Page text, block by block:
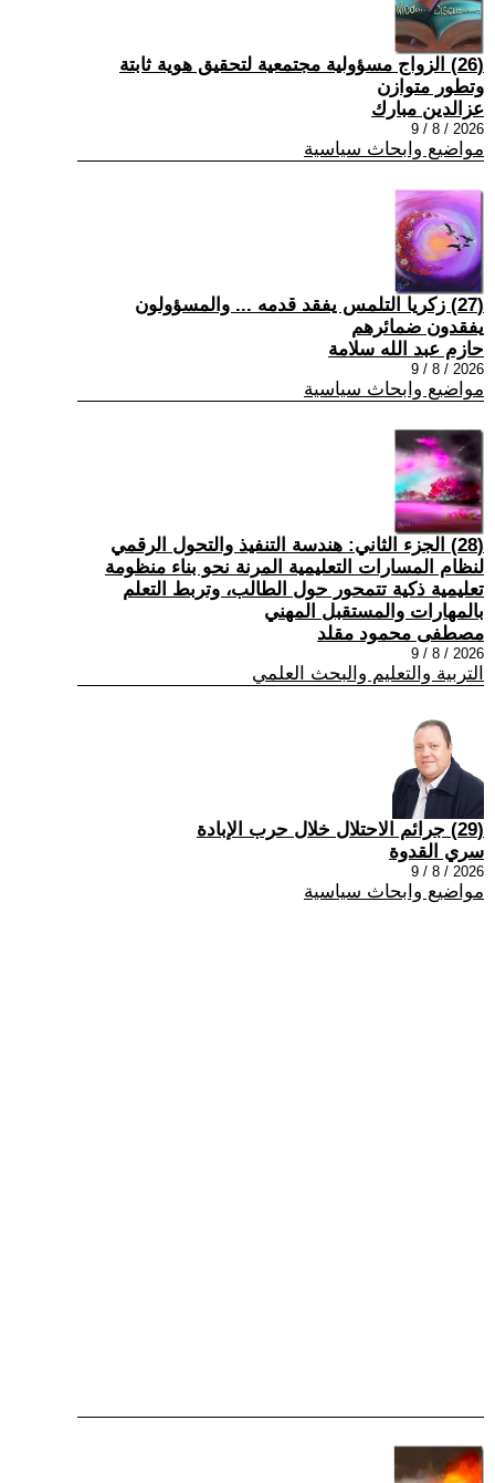
(26) الزواج مسؤولية مجتمعية لتحقيق هوية ثابتة
وتطور متوازن
عزالدين مبارك
2026 / 8 / 9
مواضيع وابحاث سياسية
(27) زكريا التلمس يفقد قدمه ... والمسؤولون
يفقدون ضمائرهم
حازم عبد الله سلامة
2026 / 8 / 9
مواضيع وابحاث سياسية
(28) الجزء الثاني: هندسة التنفيذ والتحول الرقمي
لنظام المسارات التعليمية المرنة نحو بناء منظومة
تعليمية ذكية تتمحور حول الطالب، وتربط التعلم
بالمهارات والمستقبل المهني
مصطفى محمود مقلد
2026 / 8 / 9
التربية والتعليم والبحث العلمي
(29) جرائم الاحتلال خلال حرب الإبادة
سري القدوة
2026 / 8 / 9
مواضيع وابحاث سياسية